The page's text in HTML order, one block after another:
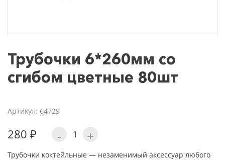
Трубочки 6*260мм со
сгибом цветные 80шт
Артикул: 64729
280 ₽ - +
Трубочки коктейльные — незаменимый аксессуар любого